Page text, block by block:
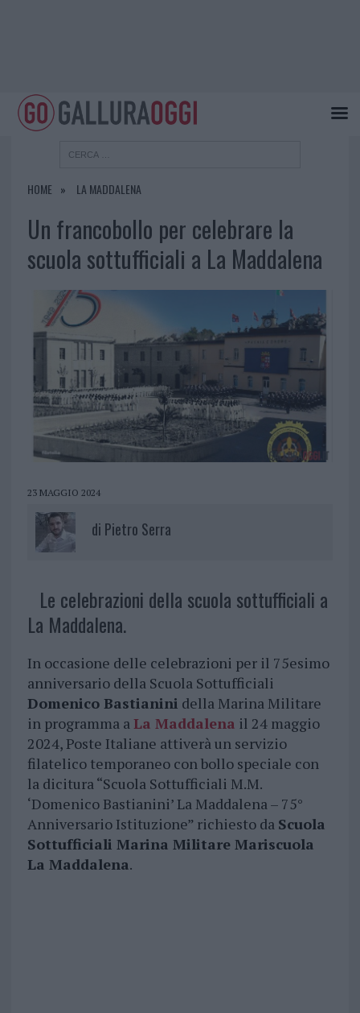
HOME LA MADDALENA
Un francobollo per celebrare la
scuola sottufficiali a La Maddalena
23 MAGGIO 2024
di Pietro Serra
Le celebrazioni della scuola sottufficiali a
La Maddalena.
In occasione delle celebrazioni per il 75esimo
anniversario della Scuola Sottufficiali
Domenico Bastianini della Marina Militare
in programma a La Maddalena il 24 maggio
2024, Poste Italiane attiverà un servizio
filatelico temporaneo con bollo speciale con
la dicitura “Scuola Sottufficiali M.M.
‘Domenico Bastianini’ La Maddalena – 75°
Anniversario Istituzione” richiesto da Scuola
Sottufficiali Marina Militare Mariscuola
La Maddalena.